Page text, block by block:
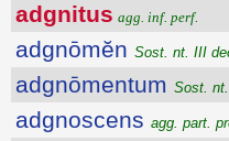
adgnitus agg. inf. perf.
adgnōmĕn Sost. nt. III
adgnōmentum Sost.
adgnoscens agg. part.